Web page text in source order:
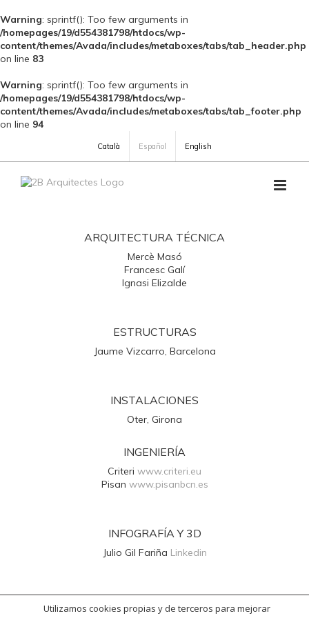
Utilizamos cookies propias y de terceros para mejorar
Warning: sprintf(): Too few arguments in
/homepages/19/d554381798/htdocs/wp-
content/themes/Avada/includes/metaboxes/tabs/tab_header.php
on line 83
Warning: sprintf(): Too few arguments in
/homepages/19/d554381798/htdocs/wp-
content/themes/Avada/includes/metaboxes/tabs/tab_footer.php
on line 94
content
Català Español English
ARQUITECTURA TÉCNICA
Mercè Masó
Francesc Galí
Ignasi Elizalde
ESTRUCTURAS
Jaume Vizcarro, Barcelona
INSTALACIONES
Oter, Girona
INGENIERÍA
Criteri www.criteri.eu
Pisan www.pisanbcn.es
INFOGRAFÍA Y 3D
Julio Gil Fariña Linkedin
DISSEÑO GRÁFICO